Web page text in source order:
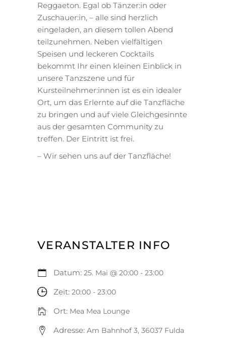
Reggaeton. Egal ob Tänzer:in oder
Zuschauer:in, – alle sind herzlich
eingeladen, an diesem tollen Abend
teilzunehmen. Neben vielfältigen
Speisen und leckeren Cocktails
bekommt Ihr einen kleinen Einblick in
unsere Tanzszene und für
Kursteilnehmer:innen ist es ein idealer
Ort, um das Erlernte auf die Tanzfläche
zu bringen und auf viele Gleichgesinnte
aus der gesamten Community zu
treffen. Der Eintritt ist frei.
– Wir sehen uns auf der Tanzfläche!
VERANSTALTER INFO
Datum: 25. Mai @ 20:00 - 23:00
Zeit: 20:00 - 23:00
Ort: Mea Mea Lounge
Adresse: Am Bahnhof 3, 36037 Fulda